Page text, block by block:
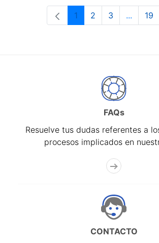
Página
1 Página
2 Página
3 ... 19
FAQs
Resuelve tus dudas referentes a
procesos implicados en
CONTACTO